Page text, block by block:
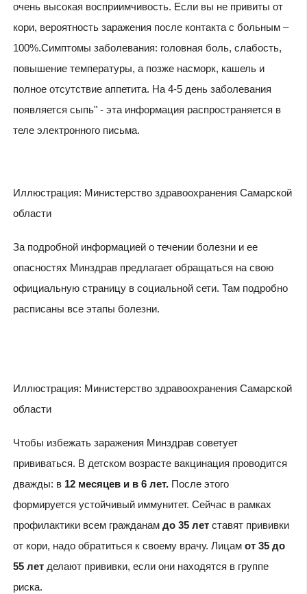
очень высокая восприимчивость. Если вы не привиты от
кори, вероятность заражения после контакта с больным –
100%.Симптомы заболевания: головная боль, слабость,
повышение температуры, а позже насморк, кашель и
полное отсутствие аппетита. На 4-5 день заболевания
появляется сыпь" - эта информация распространяется в
теле электронного письма.
Иллюстрация: Министерство здравоохранения Самарской
области
За подробной информацией о течении болезни и ее
опасностях Минздрав предлагает обращаться на свою
официальную страницу в социальной сети. Там подробно
расписаны все этапы болезни.
Иллюстрация: Министерство здравоохранения Самарской
области
Чтобы избежать заражения Минздрав советует
прививаться. В детском возрасте вакцинация проводится
дважды: в 12 месяцев и в 6 лет.После этого
формируется устойчивый иммунитет. Сейчас в рамках
профилактики всем гражданам до 35 лет ставят прививки
от кори, надо обратиться к своему врачу. Лицам от 35 до
55 летделают прививки, если они находятся в группе
риска.